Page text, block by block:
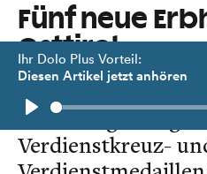
Ihr Dolo Plus Vorteil:
Diesen Artikel jetzt anhören
Play
Fünf neue
Osttirol
Mitte August
Landesregierung
Verdienstkreuz-